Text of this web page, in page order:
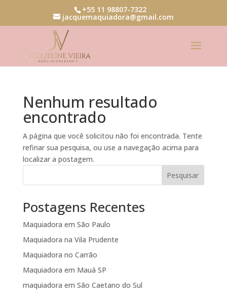
+55 11 98807-7322
jacquemaquiadora@gmail.com
Nenhum resultado
encontrado
A página que você solicitou não foi encontrada. Tente
refinar sua pesquisa, ou use a navegação acima para
localizar a postagem.
Pesquisar
Postagens Recentes
Maquiadora em São Paulo
Maquiadora na Vila Prudente
Maquiadora no Carrão
Maquiadora em Mauá SP
maquiadora em São Caetano do Sul